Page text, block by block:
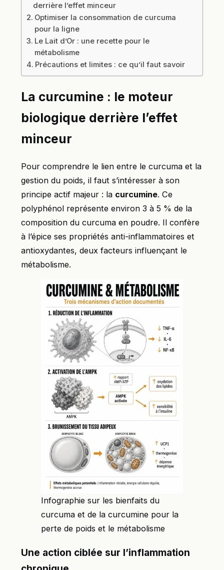
derrière l’effet minceur
Optimiser la consommation de curcuma
pour la ligne
Le Lait d’Or : une recette pour le
métabolisme
Précautions et limites : ce qu’il faut savoir
La curcumine : le moteur
biologique derrière l’effet
minceur
Pour comprendre le lien entre le curcuma et la
gestion du poids, il faut s’intéresser à son
principe actif majeur : la curcumine. Ce
polyphénol représente environ 3 à 5 % de la
composition du curcuma en poudre. Il confère
à l’épice ses propriétés anti-inflammatoires et
antioxydantes, deux facteurs influençant le
métabolisme.
Infographie sur les bienfaits du
curcuma et de la curcumine pour la
perte de poids et le métabolisme
Une action ciblée sur l’inflammation